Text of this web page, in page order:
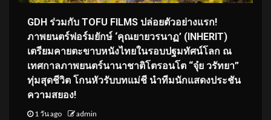
GDH ร่วมกับ TOFU FILMS ปล่อยตัวอย่างแรก!
ภาพยนตร์ฟอร์มยักษ์ ‘คุณยายวรนาฏ’ (INHERIT)
เตรียมคายตะขาบหนังไทยในรอบปฐมทัศน์โลก ณ
เทศกาลภาพยนตร์นานาชาติโตรอนโต “จุ๋ย วรัทยา”
ทุ่มสุดชีวิต โกนหัวรับบทแม่ชี นำทีมนักแสดงประชัน
ความสยอง!
1 วัน ago admin